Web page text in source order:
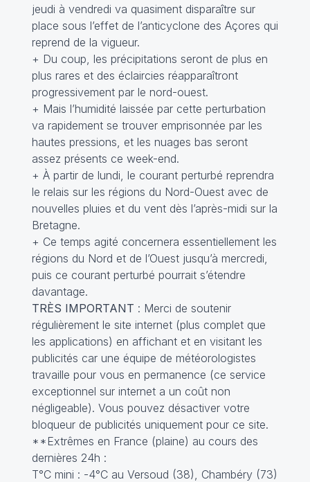
jeudi à vendredi va quasiment disparaître sur
place sous l’effet de l’anticyclone des Açores qui
reprend de la vigueur.
+ Du coup, les précipitations seront de plus en
plus rares et des éclaircies réapparaîtront
progressivement par le nord-ouest.
+ Mais l’humidité laissée par cette perturbation
va rapidement se trouver emprisonnée par les
hautes pressions, et les nuages bas seront
assez présents ce week-end.
+ À partir de lundi, le courant perturbé reprendra
le relais sur les régions du Nord-Ouest avec de
nouvelles pluies et du vent dès l’après-midi sur la
Bretagne.
+ Ce temps agité concernera essentiellement les
régions du Nord et de l’Ouest jusqu’à mercredi,
puis ce courant perturbé pourrait s’étendre
davantage.
TRÈS IMPORTANT : Merci de soutenir
régulièrement le site internet (plus complet que
les applications) en affichant et en visitant les
publicités car une équipe de météorologistes
travaille pour vous en permanence (ce service
exceptionnel sur internet a un coût non
négligeable). Vous pouvez désactiver votre
bloqueur de publicités uniquement pour ce site.
**Extrêmes en France (plaine) au cours des
dernières 24h :
T°C mini : -4°C au Versoud (38), Chambéry (73)